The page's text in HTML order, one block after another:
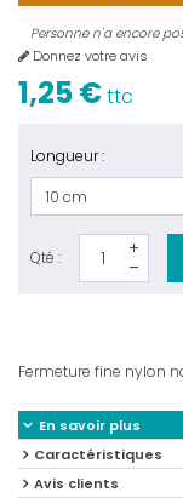
Personne n'a encore
Donnez votre avis
1,25 €ttc
Longueur :
10 cm
Qté :
Fermeture fine nylon
En savoir plus
Caractéristiques
Avis clients